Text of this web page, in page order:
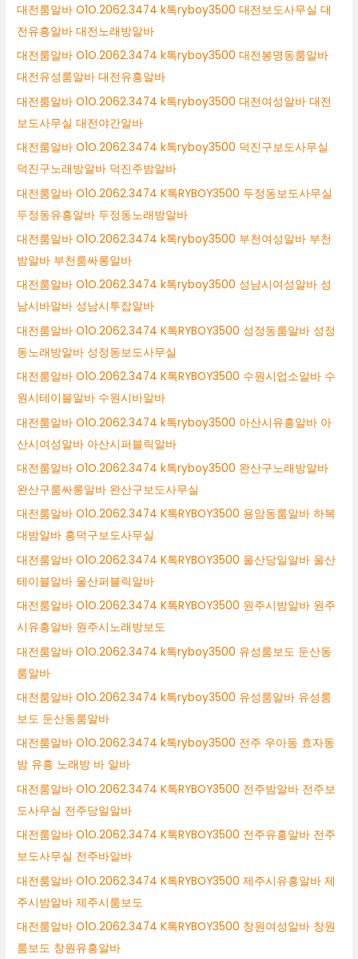
대전룸알바 O1O.2062.3474 k톡ryboy3500 대전보도사무실 대
전유흥알바 대전노래방알바
대전룸알바 O1O.2062.3474 k톡ryboy3500 대전봉명동룸알바
대전유성룸알바 대전유흥알바
대전룸알바 O1O.2062.3474 k톡ryboy3500 대전여성알바 대전
보도사무실 대전야간알바
대전룸알바 O1O.2062.3474 k톡ryboy3500 덕진구보도사무실
덕진구노래방알바 덕진주밤알바
대전룸알바 O1O.2062.3474 K톡RYBOY3500 두정동보도사무실
두정동유흥알바 두정동노래방알바
대전룸알바 O1O.2062.3474 k톡ryboy3500 부천여성알바 부천
밤알바 부천룸싸롱알바
대전룸알바 O1O.2062.3474 k톡ryboy3500 성남시여성알바 성
남시바알바 성남시투잡알바
대전룸알바 O1O.2062.3474 K톡RYBOY3500 성정동룸알바 성정
동노래방알바 성정동보도사무실
대전룸알바 O1O.2062.3474 K톡RYBOY3500 수원시업소알바 수
원시테이블알바 수원시바알바
대전룸알바 O1O.2062.3474 k톡ryboy3500 아산시유흥알바 아
산시여성알바 아산시퍼블릭알바
대전룸알바 O1O.2062.3474 k톡ryboy3500 완산구노래방알바
완산구룸싸롱알바 완산구보도사무실
대전룸알바 O1O.2062.3474 K톡RYBOY3500 용암동룸알바 하복
대밤알바 흥덕구보도사무실
대전룸알바 O1O.2062.3474 K톡RYBOY3500 울산당일알바 울산
테이블알바 울산퍼블릭알바
대전룸알바 O1O.2062.3474 K톡RYBOY3500 원주시밤알바 원주
시유흥알바 원주시노래방보도
대전룸알바 O1O.2062.3474 k톡ryboy3500 유성룸보도 둔산동
룸알바
대전룸알바 O1O.2062.3474 k톡ryboy3500 유성룸알바 유성룸
보도 둔산동룸알바
대전룸알바 O1O.2062.3474 k톡ryboy3500 전주 우아동 효자동
밤 유흥 노래방 바 알바
대전룸알바 O1O.2062.3474 K톡RYBOY3500 전주밤알바 전주보
도사무실 전주당일알바
대전룸알바 O1O.2062.3474 K톡RYBOY3500 전주유흥알바 전주
보도사무실 전주바알바
대전룸알바 O1O.2062.3474 K톡RYBOY3500 제주시유흥알바 제
주시밤알바 제주시룸보도
대전룸알바 O1O.2062.3474 K톡RYBOY3500 창원여성알바 창원
룸보도 창원유흥알바